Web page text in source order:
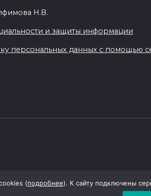
Н.В.
и защиты информации
персональных данных с помощью
(подробнее). К сайту подключены